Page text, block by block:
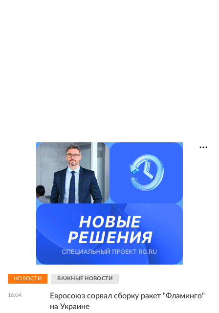
НОВОСТИ ВАЖНЫЕ НОВОСТИ
16:04
Евросоюз сорвал сборку ракет "Фламинго"
на Украине